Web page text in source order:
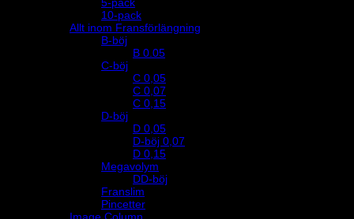
10-pack
Allt inom Fransförlängning
B-böj
B 0.05
C-böj
C 0,05
C 0,07
C 0,15
D-böj
D 0,05
D-böj 0,07
D 0,15
Megavolym
DD-böj
Franslim
Pincetter